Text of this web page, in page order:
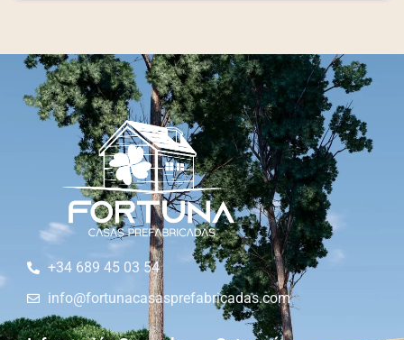
+34 689 45 03 54
info@fortunacasasprefabricadas.com